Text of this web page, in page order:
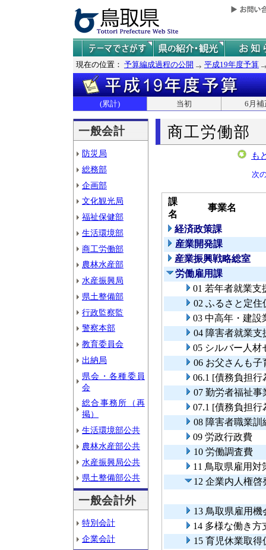
現在の位置： 予算編成過程の公開 平成19年度予算
(累計) 当初 6月補
一般会計
防災局
総務部
企画部
文化観光局
福祉保健部
生活環境部
商工労働部
農林水産部
水産振興局
県土整備部
行政監察監
警察本部
教育委員会
出納局
県会・各種委員
会
総合事務所（再
掲）
生活環境部公共
農林水産部公共
水産振興局公共
県土整備部公共
一般会計外
特別会計
企業会計
商工労働部
も
次
課
名
事業名
経済政策課
産業開発課
産業振興戦略総室
労働雇用課
01 若年者就業支
02 ふるさと定住
03 中高年・建設
04 障害者就業支
05 シルバー人材
06 お父さんも
06.1 [債務負担
07 勤労者福祉事
07.1 [債務負担
08 障害者職業訓
09 労政行政費
10 労働調査費
11 鳥取県雇用対
12 企業内人権啓
13 鳥取県雇用
14 多様な働き方
15 育児休業取得